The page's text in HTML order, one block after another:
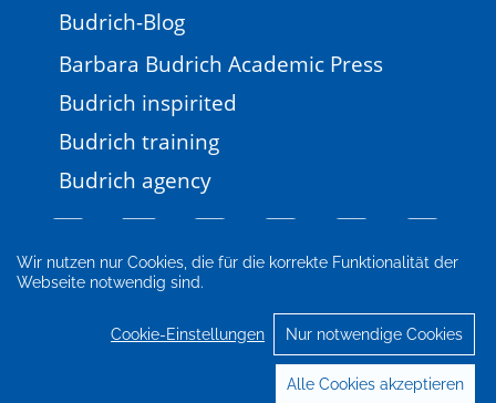
Wir nutzen nur Cookies, die für die korrekte Funktionalität der
Webseite notwendig sind.
Cookie-Einstellungen Nur notwendige Cookies
Alle Cookies akzeptieren
Budrich-Blog
Barbara Budrich Academic Press
Budrich inspirited
Budrich training
Budrich agency
Impressum
Datenschutz
Cookie-Einstellungen
© 2026 Verlag Barbara Budrich